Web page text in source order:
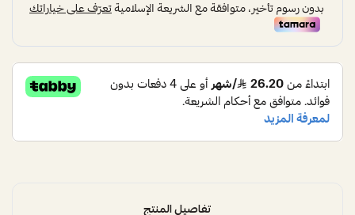
تفاصيل المنتج